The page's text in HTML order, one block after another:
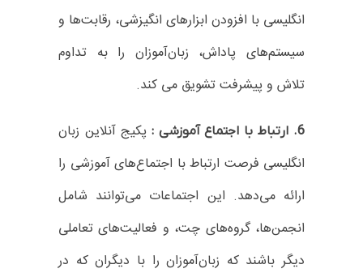
انگلیسی با افزودن ابزارهای انگیزشی، رقابت‌ها و
سیستم‌های پاداش، زبان‌آموزان را به تداوم
تلاش و پیشرفت تشویق می کند.
6. ارتباط با اجتماع آموزشی :
پکیج‌ آنلاین زبان
انگلیسی فرصت ارتباط با اجتماع‌های آموزشی را
ارائه می‌دهد. این اجتماعات می‌توانند شامل
انجمن‌ها، گروه‌های چت، و فعالیت‌های تعاملی
دیگر باشند که زبان‌آموزان را با دیگران که در